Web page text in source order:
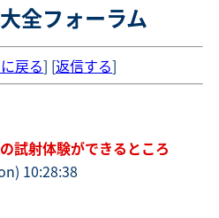
全フォーラム
戻る] [返信する]
試射体験ができるところ
10:28:38